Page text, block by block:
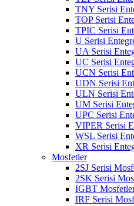
TNY Serisi
TOP Serisi
TPIC Serisi
U Serisi
UA Serisi
UC Serisi
UCN Serisi
UDN Serisi
ULN Serisi
UM Serisi
UPC Serisi
VIPER Serisi
WSL Serisi
XR Serisi
Mosfetler
2SJ Serisi
2SK Serisi
IGBT
IRF Serisi